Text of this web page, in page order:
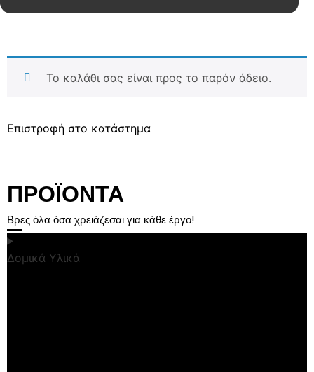
Το καλάθι σας είναι προς το παρόν άδειο.
Επιστροφή στο κατάστημα
ΠΡΟΪΟΝΤΑ
Βρες όλα όσα χρειάζεσαι για κάθε έργο!
Δομικά Υλικά